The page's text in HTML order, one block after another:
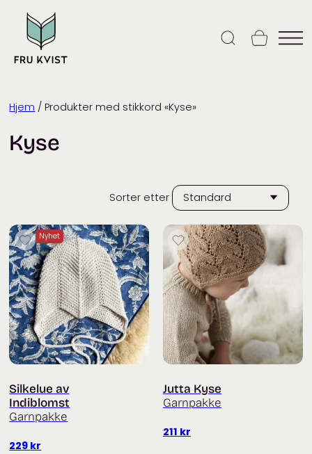
content
Hjem / Produkter med stikkord «Kyse»
Kyse
Sorter etter
Nyhet
Silkelue av
Indiblomst
Garnpakke
229 kr
Jutta Kyse
Garnpakke
211 kr